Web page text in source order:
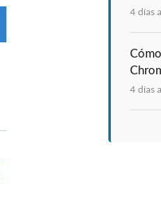
4 días
4 días